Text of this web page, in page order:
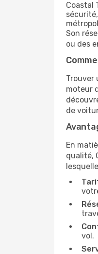
Coastal
Son
ou des
Trouver
moteur
de
En
qualité,
vol.